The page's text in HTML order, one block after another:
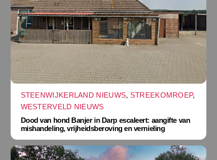
STEENWIJKERLAND NIEUWS, STREEKOMROEP,
WESTERVELD NIEUWS
Dood van hond Banjer in Darp escaleert: aangifte van
mishandeling, vrijheidsberoving en vernieling